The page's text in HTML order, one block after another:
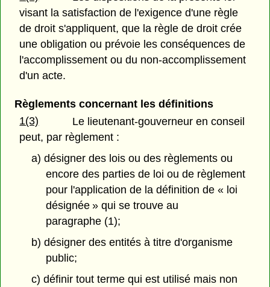
visant la satisfaction de l'exigence d'une règle
de droit s'appliquent, que la règle de droit crée
une obligation ou prévoie les conséquences de
l'accomplissement ou du non-accomplissement
d'un acte.
Règlements concernant les définitions
1(3)
Le lieutenant-gouverneur en conseil
peut, par règlement :
a) désigner des lois ou des règlements ou
encore des parties de loi ou de règlement
pour l'application de la définition de « loi
désignée » qui se trouve au
paragraphe (1);
b) désigner des entités à titre d'organisme
public;
c) définir tout terme qui est utilisé mais non